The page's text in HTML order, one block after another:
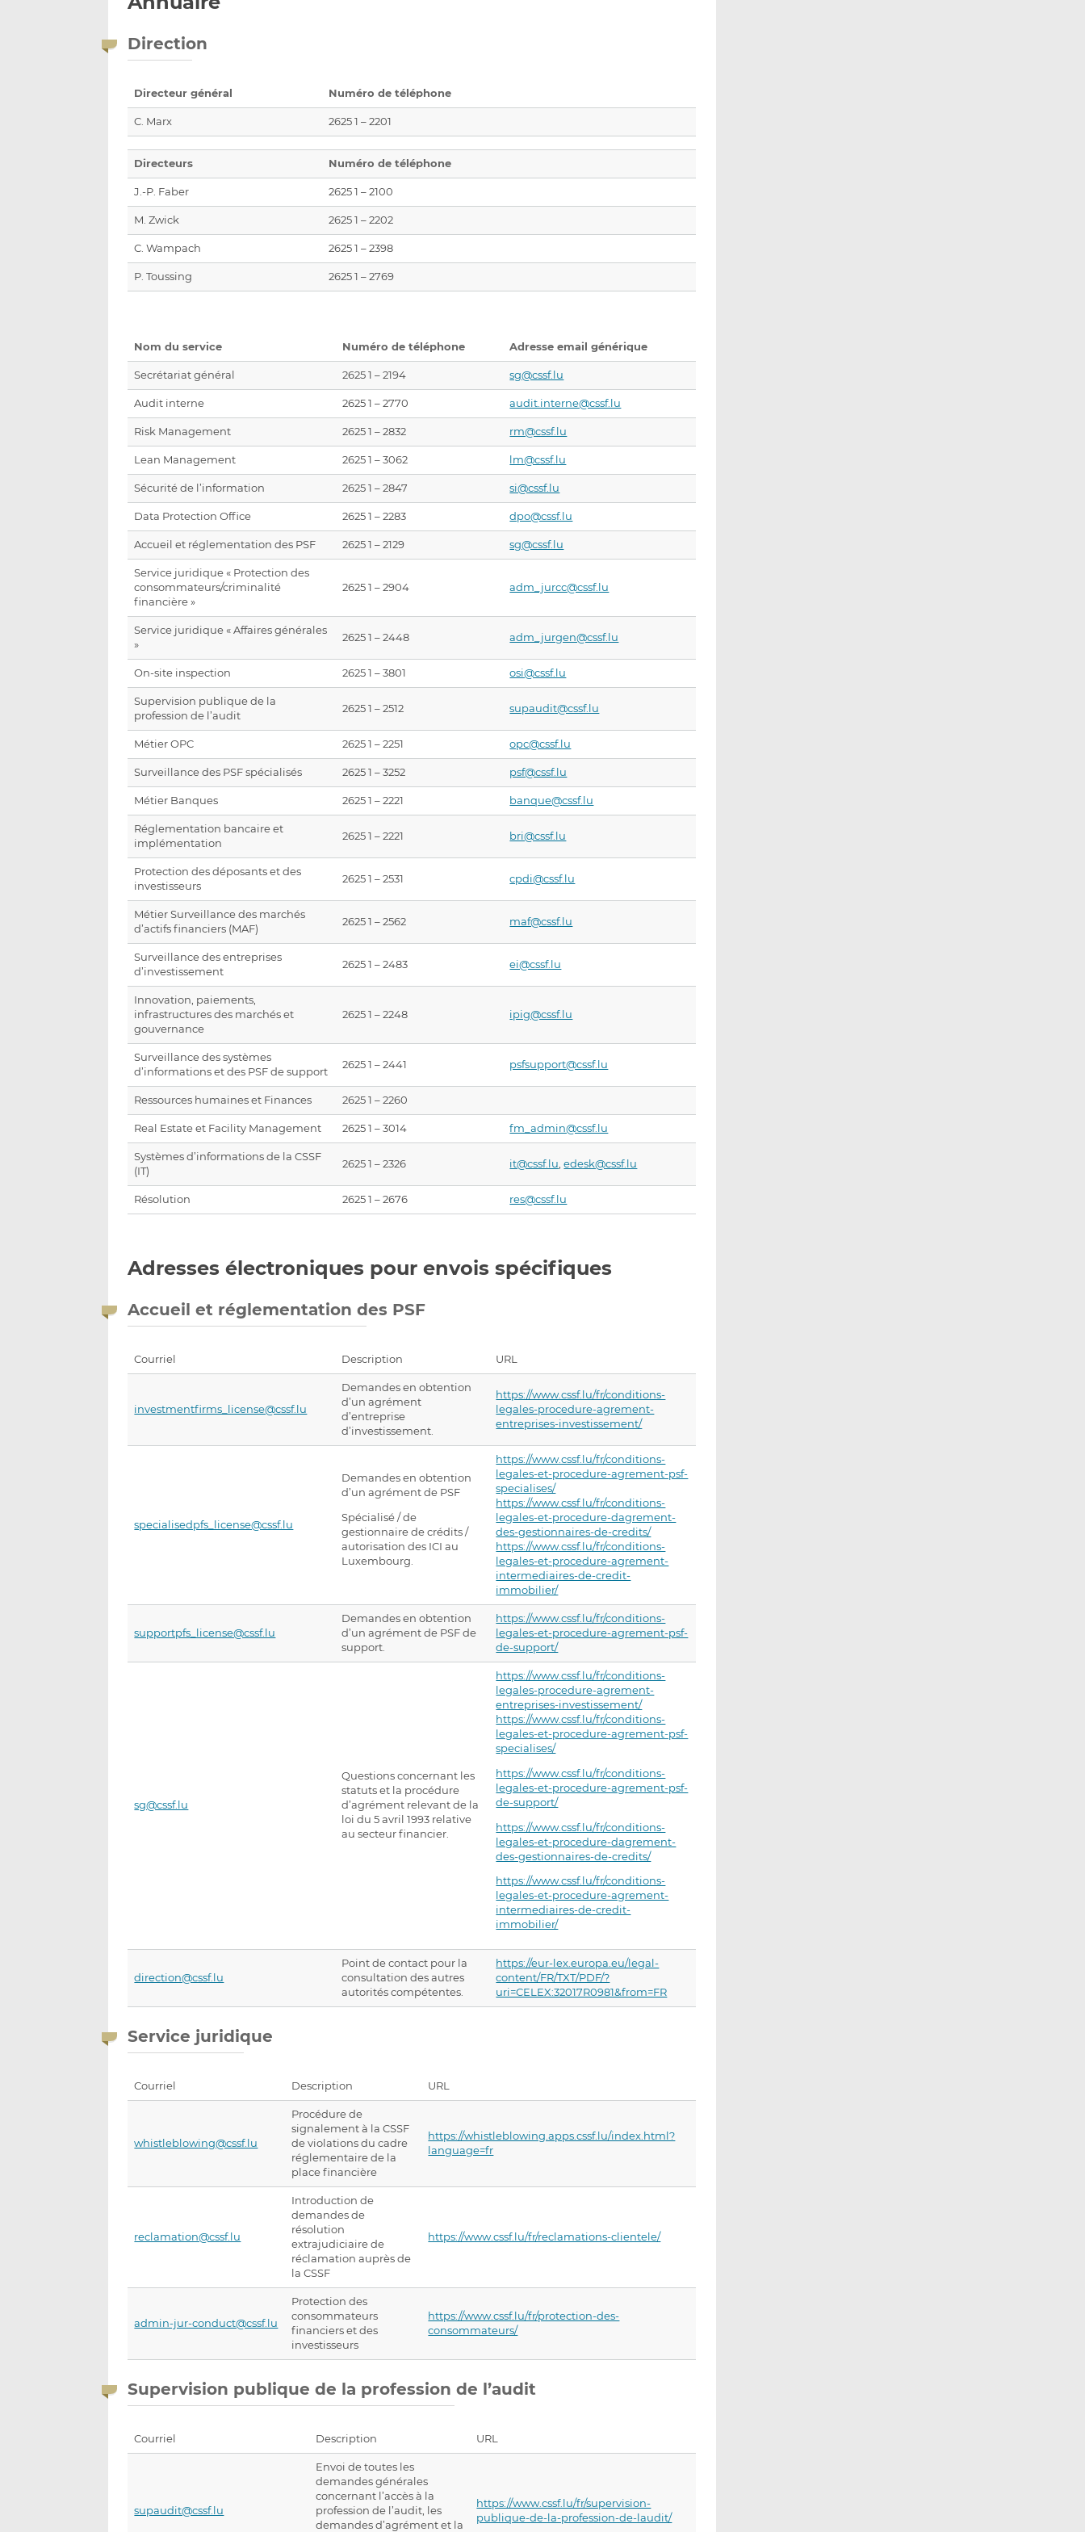
Direction
Directeur général Numéro de téléphone
C. Marx 2625 1 – 2201
Directeurs Numéro de téléphone
J.-P. Faber 2625 1 – 2100
M. Zwick 2625 1 – 2202
C. Wampach 2625 1 – 2398
P. Toussing 2625 1 – 2769
Nom du service Numéro de téléphone Adresse email générique
Secrétariat général 2625 1 – 2194 sg@cssf.lu
Audit interne 2625 1 – 2770 audit.interne@cssf.lu
Risk Management 2625 1 – 2832 rm@cssf.lu
Lean Management 2625 1 – 3062 lm@cssf.lu
Sécurité de l’information 2625 1 – 2847 si@cssf.lu
Data Protection Office 2625 1 – 2283 dpo@cssf.lu
Accueil et réglementation des PSF 2625 1 – 2129 sg@cssf.lu
Service juridique « Protection des
consommateurs/criminalité
financière »
2625 1 – 2904 adm_jurcc@cssf.lu
Service juridique « Affaires générales
»
2625 1 – 2448 adm_jurgen@cssf.lu
On-site inspection 2625 1 – 3801 osi@cssf.lu
Supervision publique de la
profession de l’audit
2625 1 – 2512 supaudit@cssf.lu
Métier OPC 2625 1 – 2251 opc@cssf.lu
Surveillance des PSF spécialisés 2625 1 – 3252 psf@cssf.lu
Métier Banques 2625 1 – 2221 banque@cssf.lu
Réglementation bancaire et
implémentation
2625 1 – 2221 bri@cssf.lu
Protection des déposants et des
investisseurs
2625 1 – 2531 cpdi@cssf.lu
Métier Surveillance des marchés
d’actifs financiers (MAF)
2625 1 – 2562 maf@cssf.lu
Surveillance des entreprises
d’investissement
2625 1 – 2483 ei@cssf.lu
Innovation, paiements,
infrastructures des marchés et
gouvernance
2625 1 – 2248 ipig@cssf.lu
Surveillance des systèmes
d’informations et des PSF de support
2625 1 – 2441 psfsupport@cssf.lu
Ressources humaines et Finances 2625 1 – 2260
Real Estate et Facility Management 2625 1 – 3014 fm_admin@cssf.lu
Systèmes d’informations de la CSSF
(IT)
2625 1 – 2326 it@cssf.lu,edesk@cssf.lu
Résolution 2625 1 – 2676 res@cssf.lu
Adresses électroniques pour envois spécifiques
Accueil et réglementation des PSF
Courriel Description URL
investmentfirms_license@cssf.lu
Demandes en obtention
d’un agrément
d’entreprise
d’investissement.
https://www.cssf.lu/fr/conditions-
legales-procedure-agrement-
entreprises-investissement/
specialisedpfs_license@cssf.lu
Demandes en obtention
d’un agrément de PSF
Spécialisé / de
gestionnaire de crédits /
autorisation des ICI au
Luxembourg.
https://www.cssf.lu/fr/conditions-
legales-et-procedure-agrement-psf-
specialises/
https://www.cssf.lu/fr/conditions-
legales-et-procedure-dagrement-
des-gestionnaires-de-credits/
https://www.cssf.lu/fr/conditions-
legales-et-procedure-agrement-
intermediaires-de-credit-
immobilier/
supportpfs_license@cssf.lu
Demandes en obtention
d’un agrément de PSF de
support.
https://www.cssf.lu/fr/conditions-
legales-et-procedure-agrement-psf-
de-support/
sg@cssf.lu
Questions concernant les
statuts et la procédure
d’agrément relevant de la
loi du 5 avril 1993 relative
au secteur financier.
https://www.cssf.lu/fr/conditions-
legales-procedure-agrement-
entreprises-investissement/
https://www.cssf.lu/fr/conditions-
legales-et-procedure-agrement-psf-
specialises/
https://www.cssf.lu/fr/conditions-
legales-et-procedure-agrement-psf-
de-support/
https://www.cssf.lu/fr/conditions-
legales-et-procedure-dagrement-
des-gestionnaires-de-credits/
https://www.cssf.lu/fr/conditions-
legales-et-procedure-agrement-
intermediaires-de-credit-
immobilier/
direction@cssf.lu
Point de contact pour la
consultation des autres
autorités compétentes.
https://eur-lex.europa.eu/legal-
content/FR/TXT/PDF/?
uri=CELEX:32017R0981&from=FR
Service juridique
Courriel Description URL
whistleblowing@cssf.lu
Procédure de
signalement à la CSSF
de violations du cadre
réglementaire de la
place financière
https://whistleblowing.apps.cssf.lu/index.html?
language=fr
reclamation@cssf.lu
Introduction de
demandes de
résolution
extrajudiciaire de
réclamation auprès de
la CSSF
https://www.cssf.lu/fr/reclamations-clientele/
admin-jur-conduct@cssf.lu
Protection des
consommateurs
financiers et des
investisseurs
https://www.cssf.lu/fr/protection-des-
consommateurs/
Supervision publique de la profession de l’audit
Courriel Description URL
supaudit@cssf.lu
Envoi de toutes les
demandes générales
concernant l’accès à la
profession de l’audit, les
demandes d’agrément et la
https://www.cssf.lu/fr/supervision-
publique-de-la-profession-de-laudit/